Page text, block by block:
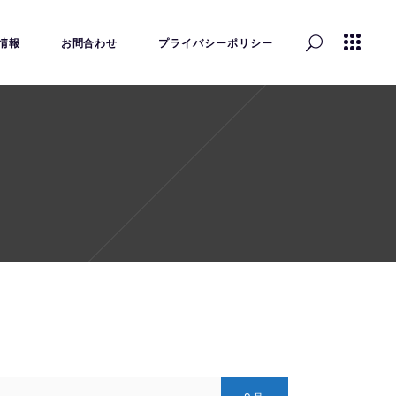
報 お問合わせ プライバシーポリシー